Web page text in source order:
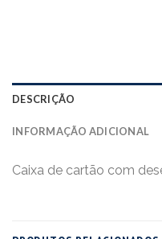
DESCRIÇÃO
INFORMAÇÃO ADICIONAL
Caixa de cartão com